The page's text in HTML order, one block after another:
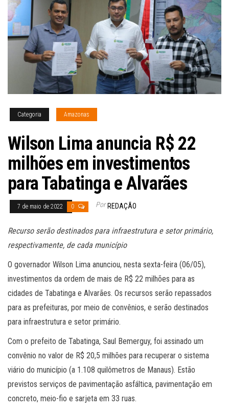
Categoria Amazonas
Wilson Lima anuncia R$ 22
milhões em investimentos
para Tabatinga e Alvarães
7 de maio de 2022 0 Por REDAÇÃO
Recurso serão destinados para infraestrutura e setor primário,
respectivamente, de cada município
O governador Wilson Lima anunciou, nesta sexta-feira (06/05),
investimentos da ordem de mais de R$ 22 milhões para as
cidades de Tabatinga e Alvarães. Os recursos serão repassados
para as prefeituras, por meio de convênios, e serão destinados
para infraestrutura e setor primário.
Com o prefeito de Tabatinga, Saul Bemerguy, foi assinado um
convênio no valor de R$ 20,5 milhões para recuperar o sistema
viário do município (a 1.108 quilômetros de Manaus). Estão
previstos serviços de pavimentação asfáltica, pavimentação em
concreto, meio-fio e sarjeta em 33 ruas.